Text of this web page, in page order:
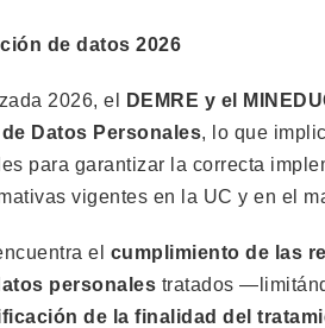
de datos 2026
2026, el DEMRE y el
Datos Personales, lo que
para garantizar la correcta
vigentes en la UC y en el
el cumplimiento de las
personales tratados
de la finalidad del